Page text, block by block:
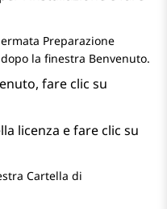
Preparazione
la finestra Benvenuto.
, fare clic su
licenza e fare clic su
Cartella di